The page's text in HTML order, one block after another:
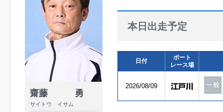
齋藤 勇
サイトウ イサム
本日出走予定
日付
ボート
レース場
2026/08/09